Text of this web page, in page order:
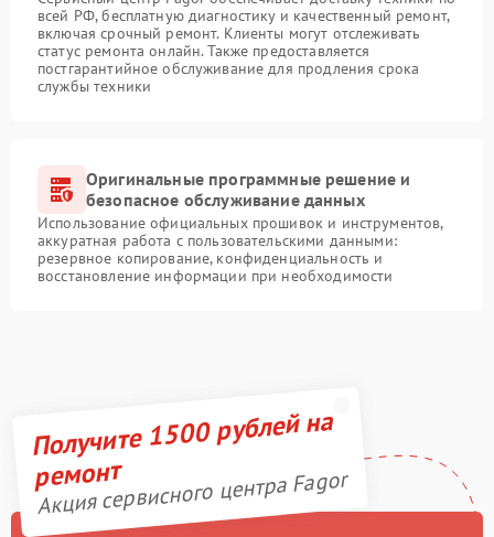
всей РФ, бесплатную диагностику и качественный ремонт,
включая срочный ремонт. Клиенты могут отслеживать
статус ремонта онлайн. Также предоставляется
постгарантийное обслуживание для продления срока
службы техники
Оригинальные программные решение и
безопасное обслуживание данных
Использование официальных прошивок и инструментов,
аккуратная работа с пользовательскими данными:
резервное копирование, конфиденциальность и
восстановление информации при необходимости
Получите 1500 рублей на
ремонт
Акция сервисного центра Fagor